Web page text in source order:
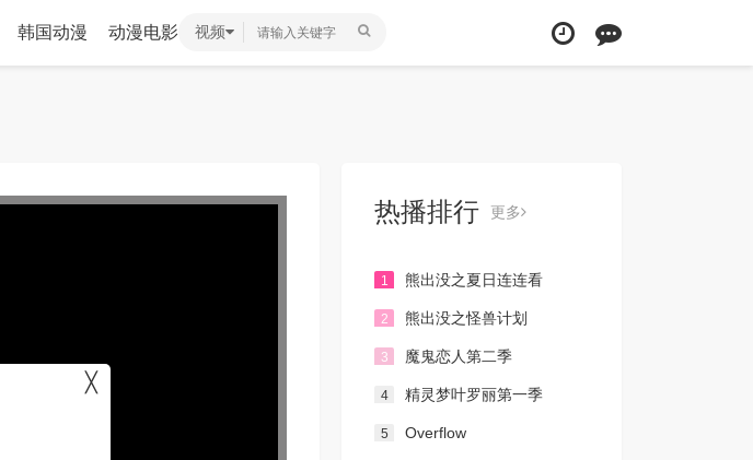
韩国动漫 动漫电影 视频
╳
热播排行 更多
1 熊出没之夏日连连看
2 熊出没之怪兽计划
3 魔鬼恋人第二季
4 精灵梦叶罗丽第一季
5 Overflow